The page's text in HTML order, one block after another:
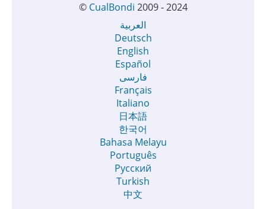
© CualBondi 2009 - 2024
العربية
Deutsch
English
Español
فارسی
Français
Italiano
日本語
한국어
Bahasa Melayu
Português
Русский
Turkish
中文